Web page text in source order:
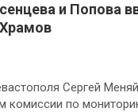
и Попова
Сергей
комиссии по